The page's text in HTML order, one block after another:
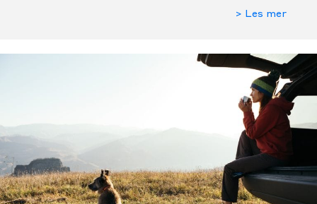
> Les mer